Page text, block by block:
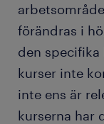
förändras i
den specifika
kurser inte
inte ens är
kurserna har